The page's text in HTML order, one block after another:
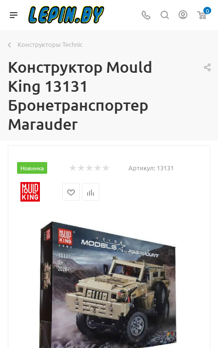
0
Конструкторы Technic
Конструктор Mould
King 13131
Бронетранспортер
Marauder
Новинка Артикул: 13131